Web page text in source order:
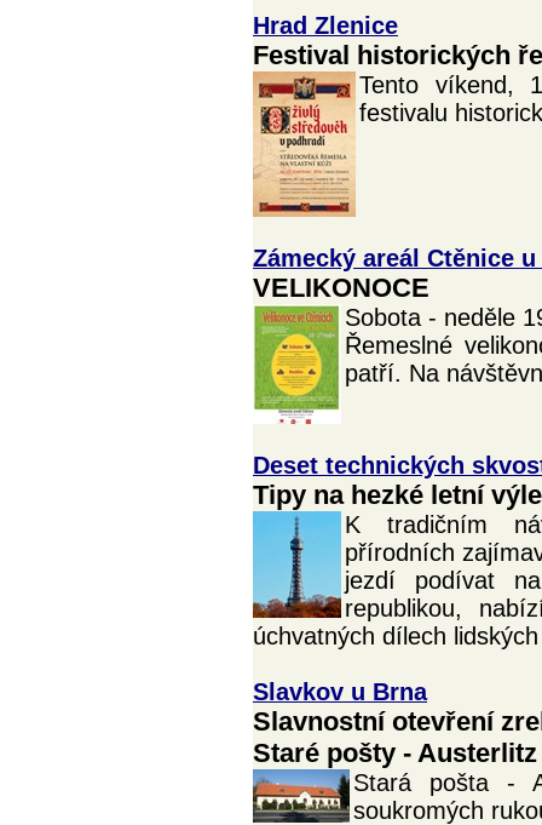
Hrad Zlenice
Festival historických
Tento víkend,
festivalu
Zámecký areál Ctěnice u
VELIKONOCE
Sobota - neděle
Řemeslné
patří. Na
Deset technických
Tipy na hezké letní
K tradičním
přírodních
jezdí podívat
republikou,
úchvatných dílech
Slavkov u Brna
Slavnostní otevření
Staré pošty - Austerlitz
Stará pošta -
soukromých